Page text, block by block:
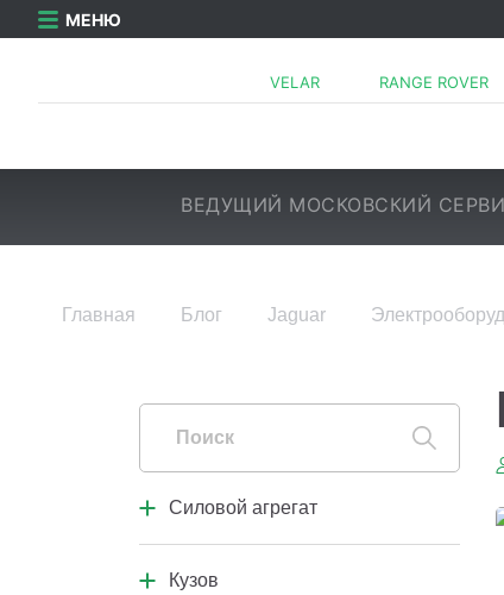
МЕНЮ
RANGE ROVER
VELAR
ВЕДУЩИЙ МОСКОВСКИЙ
Главная Блог Jaguar
Силовой агрегат
Двигатель
Коробка передач
Кузов